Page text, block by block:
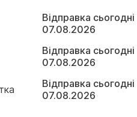
Відправка сьогодні
07.08.2026
Відправка сьогодні
07.08.2026
Відправка сьогодні
07.08.2026